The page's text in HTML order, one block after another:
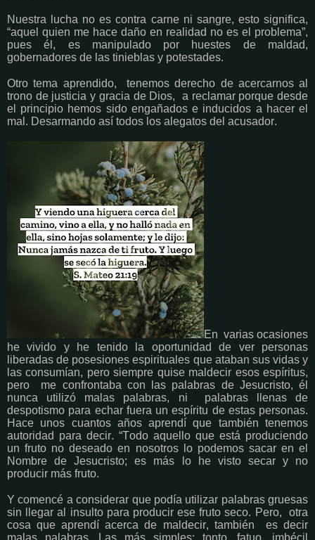
Nuestra lucha no es contra carne ni sangre, esto significa,
“aquel quien me hace daño en realidad no es el problema”,
pues él, es manipulado por huestes de maldad,
gobernadores de las tinieblas y potestades.
Otro tema aprendido, tenemos derecho de acercarnos al
trono de justicia y gracia de Dios, a reclamar porque desde
el principio hemos sido engañados e inducidos a hacer el
mal. Desarmando así todos los alegatos del acusador.
En varias ocasiones
he vivido y he tenido la oportunidad de ver personas
liberadas de posesiones espirituales que ataban sus vidas y
las consumían, pero siempre quise maldecir esos espíritus,
pero me confrontaba con las palabras de Jesucristo, él
nunca utilizó malas palabras, ni palabras llenas de
despotismo para echar fuera un espíritu de estas personas.
Hace unos cuantos años aprendí que también tenemos
autoridad para decir. “Todo aquello que está produciendo
un fruto no deseado en nosotros lo podemos sacar en el
Nombre de Jesucristo; es más lo he visto secar y no
producir más fruto.
Y comencé a considerar que podía utilizar palabras gruesas
sin llegar al insulto para producir ese fruto seco. Pero, otra
cosa que aprendí acerca de maldecir, también es decir
malas palabras. Las más simples: tonto, fatuo, imbécil